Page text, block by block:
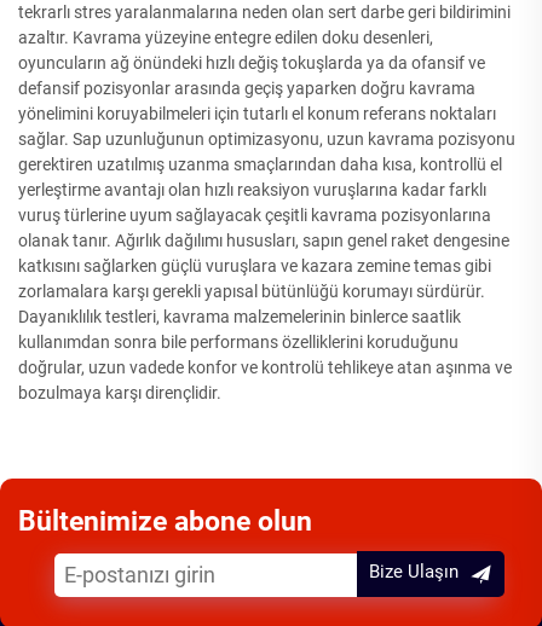
tekrarlı stres yaralanmalarına neden olan sert darbe geri bildirimini
azaltır. Kavrama yüzeyine entegre edilen doku desenleri,
oyuncuların ağ önündeki hızlı değiş tokuşlarda ya da ofansif ve
defansif pozisyonlar arasında geçiş yaparken doğru kavrama
yönelimini koruyabilmeleri için tutarlı el konum referans noktaları
sağlar. Sap uzunluğunun optimizasyonu, uzun kavrama pozisyonu
gerektiren uzatılmış uzanma smaçlarından daha kısa, kontrollü el
yerleştirme avantajı olan hızlı reaksiyon vuruşlarına kadar farklı
vuruş türlerine uyum sağlayacak çeşitli kavrama pozisyonlarına
olanak tanır. Ağırlık dağılımı hususları, sapın genel raket dengesine
katkısını sağlarken güçlü vuruşlara ve kazara zemine temas gibi
zorlamalara karşı gerekli yapısal bütünlüğü korumayı sürdürür.
Dayanıklılık testleri, kavrama malzemelerinin binlerce saatlik
kullanımdan sonra bile performans özelliklerini koruduğunu
doğrular, uzun vadede konfor ve kontrolü tehlikeye atan aşınma ve
bozulmaya karşı dirençlidir.
Bültenimize abone olun
Bize Ulaşın